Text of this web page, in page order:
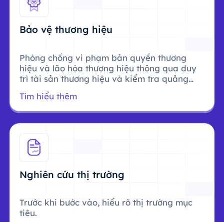
Bảo vệ thương hiệu
Phòng chống vi phạm bản quyền thương
hiệu và lão hóa thương hiệu thông qua duy
trì tài sản thương hiệu và kiểm tra quảng
Tìm hiểu thêm
Nghiên cứu thị trường
Trước khi bước vào, hiểu rõ thị trường mục
tiêu.